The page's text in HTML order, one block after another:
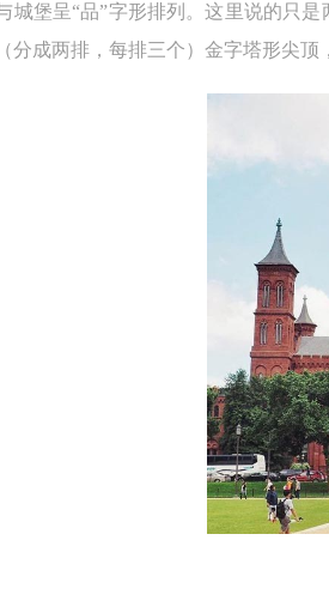
城堡呈“品”字形排列。这里说的只
分成两排，每排三个）金字塔形尖顶
中央美术学
本人完全同
参与中央美
动）的涉及
的作品）提
络及其它数
美术学院资
机构和平台
定享受相关
中央美术学
中央美术学
本人完全同
参与中央美
动）的涉及
的作品）提
络及其它数
美术学院资
机构和平台
定享受相关
中央美术学
中央美术学
本人完全同
参与中央美
动）的涉及
的作品）提
络及其它数
美术学院资
机构和平台
定享受相关
中央美术学